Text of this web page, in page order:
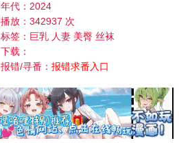
年代：2024
播放：342937 次
标签：巨乳 人妻 美臀 丝袜
下载：
报错/寻番：报错求番入口